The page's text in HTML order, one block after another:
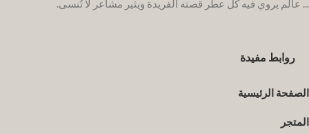
... عالم يروي فيه كل عطر قصته الفريدة ويثير مشاعر لا تُنسى.
روابط مفيدة
الصفحة الرئيسية
المتجر